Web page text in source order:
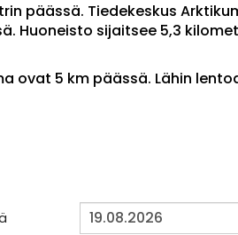
päässä. Tiedekeskus
Huoneisto sijaitsee 5,3
ovat 5 km päässä. Lähin